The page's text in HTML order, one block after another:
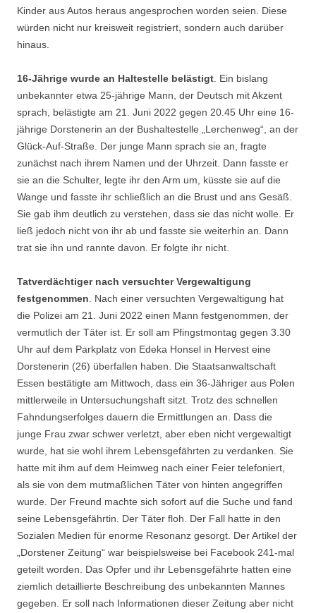
Kinder aus Autos heraus angesprochen worden seien. Diese
würden nicht nur kreisweit registriert, sondern auch darüber
hinaus.
16-Jährige wurde an Haltestelle belästigt . Ein bislang
unbekannter etwa 25-jährige Mann, der Deutsch mit Akzent
sprach, belästigte am 21. Juni 2022 gegen 20.45 Uhr eine 16-
jährige Dorstenerin an der Bushaltestelle „Lerchenweg“, an der
Glück-Auf-Straße. Der junge Mann sprach sie an, fragte
zunächst nach ihrem Namen und der Uhrzeit. Dann fasste er
sie an die Schulter, legte ihr den Arm um, küsste sie auf die
Wange und fasste ihr schließlich an die Brust und ans Gesäß.
Sie gab ihm deutlich zu verstehen, dass sie das nicht wolle. Er
ließ jedoch nicht von ihr ab und fasste sie weiterhin an. Dann
trat sie ihn und rannte davon. Er folgte ihr nicht.
Tatverdächtiger nach versuchter Vergewaltigung
festgenommen . Nach einer versuchten Vergewaltigung hat
die Polizei am 21. Juni 2022 einen Mann festgenommen, der
vermutlich der Täter ist. Er soll am Pfingstmontag gegen 3.30
Uhr auf dem Parkplatz von Edeka Honsel in Hervest eine
Dorstenerin (26) überfallen haben. Die Staatsanwaltschaft
Essen bestätigte am Mittwoch, dass ein 36-Jähriger aus Polen
mittlerweile in Untersuchungshaft sitzt. Trotz des schnellen
Fahndungserfolges dauern die Ermittlungen an. Dass die
junge Frau zwar schwer verletzt, aber eben nicht vergewaltigt
wurde, hat sie wohl ihrem Lebensgefährten zu verdanken. Sie
hatte mit ihm auf dem Heimweg nach einer Feier telefoniert,
als sie von dem mutmaßlichen Täter von hinten angegriffen
wurde. Der Freund machte sich sofort auf die Suche und fand
seine Lebensgefährtin. Der Täter floh. Der Fall hatte in den
Sozialen Medien für enorme Resonanz gesorgt. Der Artikel der
„Dorstener Zeitung“ war beispielsweise bei Facebook 241-mal
geteilt worden. Das Opfer und ihr Lebensgefährte hatten eine
ziemlich detaillierte Beschreibung des unbekannten Mannes
gegeben. Er soll nach Informationen dieser Zeitung aber nicht